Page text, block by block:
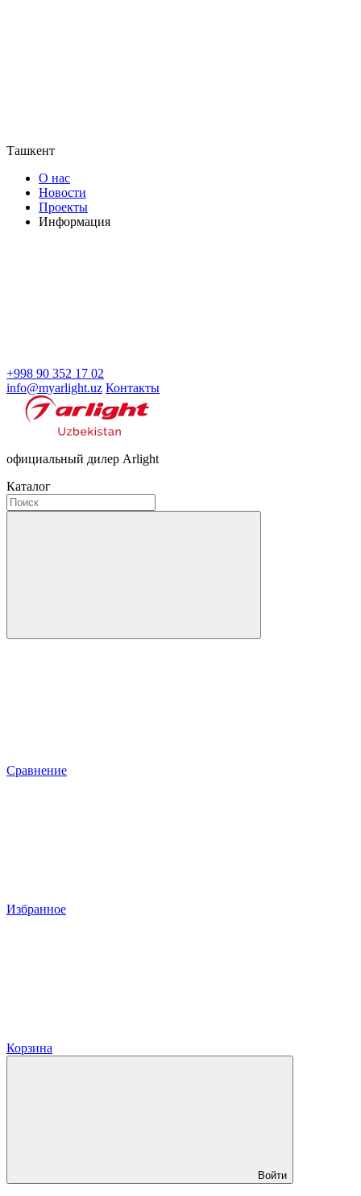
Ташкент
О нас
Новости
Проекты
Информация
+998 90 352 17 02
info@myarlight.uz Контакты
официальный дилер Arlight
Каталог
Сравнение
Избранное
Корзина
Войти